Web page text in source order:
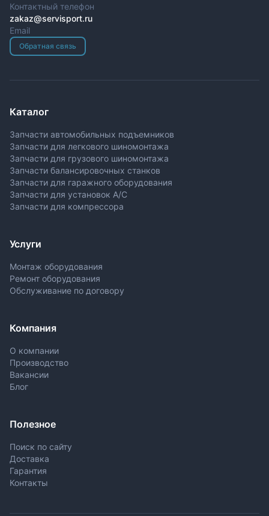
Контактный телефон
zakaz@servisport.ru
Email
Обратная связь
Каталог
Запчасти автомобильных подъемников
Запчасти для легкового шиномонтажа
Запчасти для грузового шиномонтажа
Запчасти балансировочных станков
Запчасти для гаражного оборудования
Запчасти для установок A/C
Запчасти для компрессора
Услуги
Монтаж оборудования
Ремонт оборудования
Обслуживание по договору
Компания
О компании
Производство
Вакансии
Блог
Полезное
Поиск по сайту
Доставка
Гарантия
Контакты